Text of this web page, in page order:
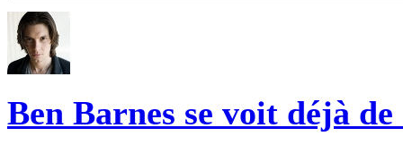
Ben Barnes se voit déjà